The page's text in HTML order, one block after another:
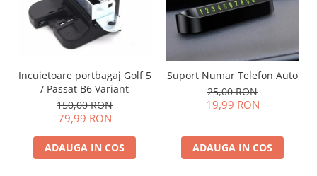
Incuietoare portbagaj Golf 5
/ Passat B6 Variant
150,00 RON
79,99 RON
ADAUGA IN COS
Suport Numar Telefon Auto
25,00 RON
19,99 RON
ADAUGA IN COS